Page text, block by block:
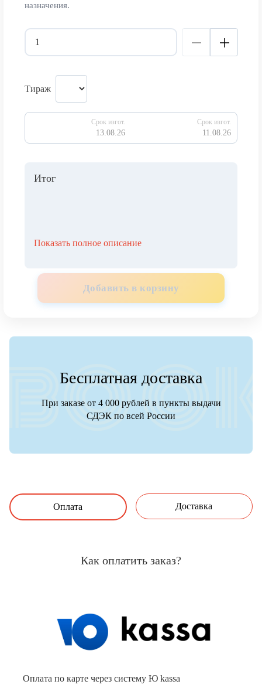
назначения.
Тираж
Срок изгот.
13.08.26
Срок изгот.
11.08.26
Итог
Показать полное описание
Добавить в корзину
Бесплатная доставка
При заказе от 4 000 рублей в пункты выдачи
СДЭК по всей России
Оплата Доставка
Как оплатить заказ?
Оплата по карте через систему Ю kassa